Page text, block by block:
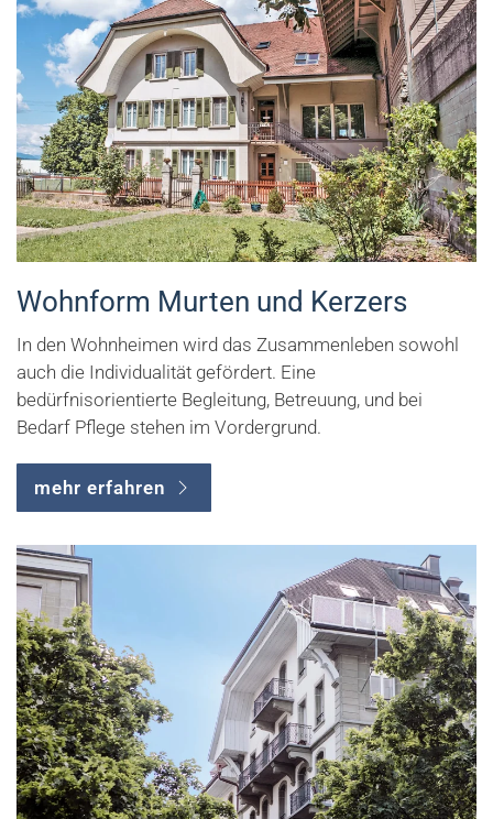
Wohnform Murten und Kerzers
In den Wohnheimen wird das Zusammenleben sowohl
auch die Individualität gefördert. Eine
bedürfnisorientierte Begleitung, Betreuung, und bei
Bedarf Pflege stehen im Vordergrund.
mehr erfahren